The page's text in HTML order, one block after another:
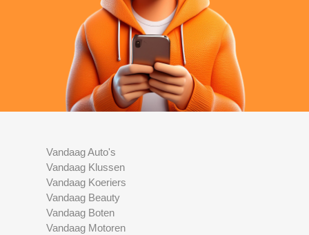
Vandaag Auto's
Vandaag Klussen
Vandaag Koeriers
Vandaag Beauty
Vandaag Boten
Vandaag Motoren